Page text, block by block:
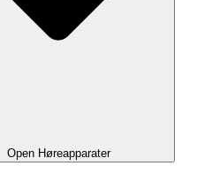
Open Høreapparater